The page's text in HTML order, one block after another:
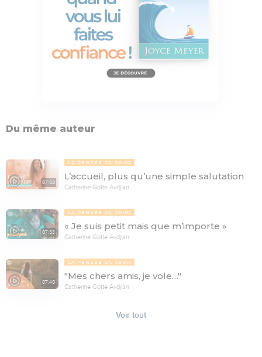
Du même auteur
07:50
LA PENSÉE DU JOUR
L’accueil, plus qu’une simple salutation
Catherine Gotte Avdjian
07:33
LA PENSÉE DU JOUR
« Je suis petit mais que m’importe »
Catherine Gotte Avdjian
07:40
LA PENSÉE DU JOUR
"Mes chers amis, je vole…"
Catherine Gotte Avdjian
Voir tout